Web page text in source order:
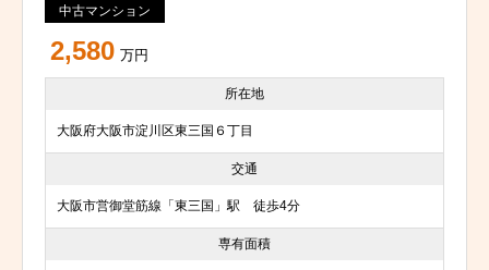
中古マンション
2,580 万円
所在地
大阪府大阪市淀川区東三国６丁目
交通
大阪市営御堂筋線「東三国」駅 徒歩4分
専有面積